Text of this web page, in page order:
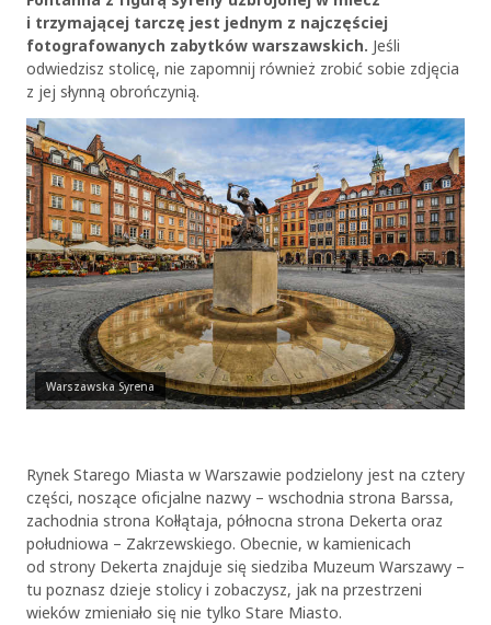
i trzymającej tarczę jest jednym z najczęściej
fotografowanych zabytków warszawskich. Jeśli
odwiedzisz stolicę, nie zapomnij również zrobić sobie zdjęcia
z jej słynną obrończynią.
Warszawska Syrena
Rynek Starego Miasta w Warszawie podzielony jest na cztery
części, noszące oficjalne nazwy – wschodnia strona Barssa,
zachodnia strona Kołłątaja, północna strona Dekerta oraz
południowa – Zakrzewskiego. Obecnie, w kamienicach
od strony Dekerta znajduje się siedziba Muzeum Warszawy –
tu poznasz dzieje stolicy i zobaczysz, jak na przestrzeni
wieków zmieniało się nie tylko Stare Miasto.